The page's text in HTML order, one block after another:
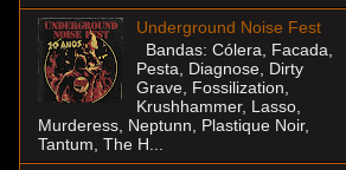
Underground Noise Fest
Bandas: Cólera, Facada,
Pesta, Diagnose, Dirty
Grave, Fossilization,
Krushhammer, Lasso,
Murderess, Neptunn, Plastique Noir,
Tantum, The H...